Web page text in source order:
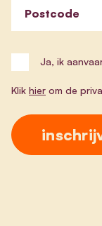
Postcode
Ja, ik
Klik hier om de